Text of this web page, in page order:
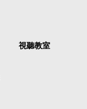
視聽教室